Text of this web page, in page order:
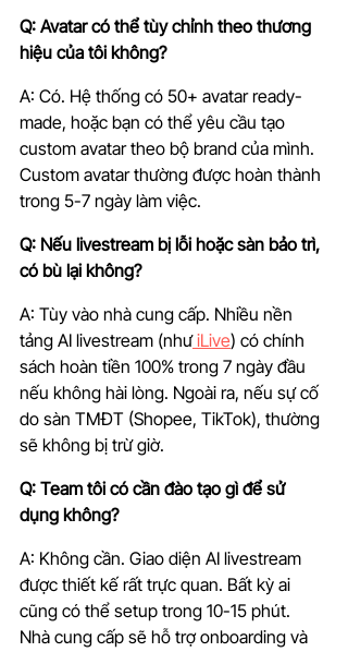
Q: Avatar có thể tùy chỉnh theo thương
hiệu của tôi không?
A: Có. Hệ thống có 50+ avatar ready-
made, hoặc bạn có thể yêu cầu tạo
custom avatar theo bộ brand của mình.
Custom avatar thường được hoàn thành
trong 5-7 ngày làm việc.
Q: Nếu livestream bị lỗi hoặc sàn bảo trì,
có bù lại không?
A: Tùy vào nhà cung cấp. Nhiều nền
tảng AI livestream (như iLive) có chính
sách hoàn tiền 100% trong 7 ngày đầu
nếu không hài lòng. Ngoài ra, nếu sự cố
do sàn TMĐT (Shopee, TikTok), thường
sẽ không bị trừ giờ.
Q: Team tôi có cần đào tạo gì để sử
dụng không?
A: Không cần. Giao diện AI livestream
được thiết kế rất trực quan. Bất kỳ ai
cũng có thể setup trong 10-15 phút.
Nhà cung cấp sẽ hỗ trợ onboarding và